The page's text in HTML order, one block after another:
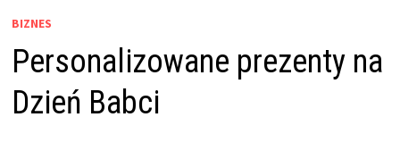
BIZNES
Personalizowane prezenty na
Dzień Babci